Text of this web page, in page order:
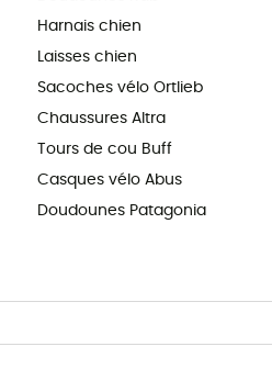
Harnais chien
Laisses chien
Sacoches vélo Ortlieb
Chaussures Altra
Tours de cou Buff
Casques vélo Abus
Doudounes Patagonia